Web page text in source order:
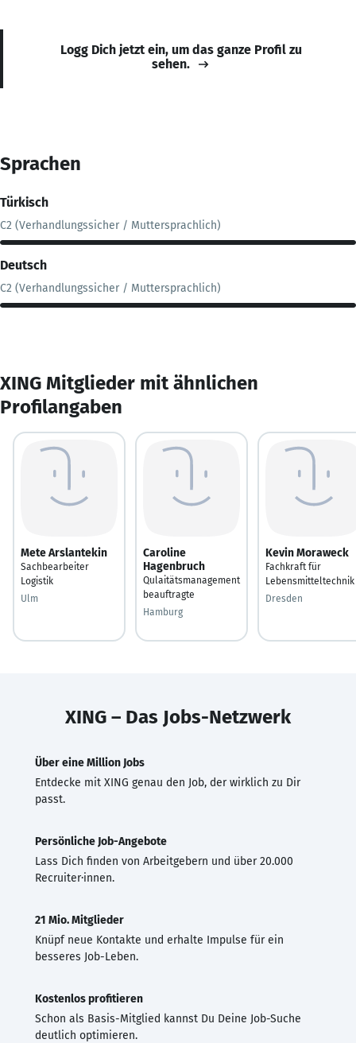
Logg Dich jetzt ein, um das ganze Profil zu
sehen.
Sprachen
Türkisch
C2 (Verhandlungssicher / Muttersprachlich)
Deutsch
C2 (Verhandlungssicher / Muttersprachlich)
XING Mitglieder mit ähnlichen
Profilangaben
Mete Arslantekin
Sachbearbeiter
Logistik
Ulm
Caroline
Hagenbruch
Qulaitätsmanagement
beauftragte
Hamburg
Kevin Moraweck
Fachkraft für
Lebensmitteltechnik
Dresden
XING – Das Jobs-Netzwerk
Über eine Million Jobs
Entdecke mit XING genau den Job, der wirklich zu Dir
passt.
Persönliche Job-Angebote
Lass Dich finden von Arbeitgebern und über 20.000
Recruiter·innen.
21 Mio. Mitglieder
Knüpf neue Kontakte und erhalte Impulse für ein
besseres Job-Leben.
Kostenlos profitieren
Schon als Basis-Mitglied kannst Du Deine Job-Suche
deutlich optimieren.